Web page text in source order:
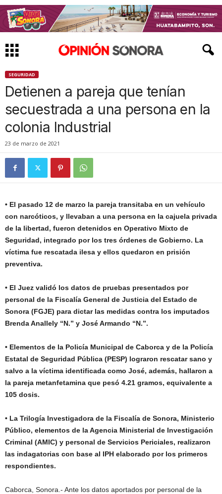
SEGURIDAD
Detienen a pareja que tenían
secuestrada a una persona en la
colonia Industrial
23 de marzo de 2021
• El pasado 12 de marzo la pareja transitaba en un vehículo
con narcóticos, y llevaban a una persona en la cajuela privada
de la libertad, fueron detenidos en Operativo Mixto de
Seguridad, integrado por los tres órdenes de Gobierno. La
víctima fue rescatada ilesa y ellos quedaron en prisión
preventiva.
• El Juez validó los datos de pruebas presentados por
personal de la Fiscalía General de Justicia del Estado de
Sonora (FGJE) para dictar las medidas contra los imputados
Brenda Anallely “N.” y José Armando “N.”.
• Elementos de la Policía Municipal de Caborca y de la Policía
Estatal de Seguridad Pública (PESP) lograron rescatar sano y
salvo a la víctima identificada como José, además, hallaron a
la pareja metanfetamina que pesó 4.21 gramos, equivalente a
105 dosis.
• La Trilogía Investigadora de la Fiscalía de Sonora, Ministerio
Público, elementos de la Agencia Ministerial de Investigación
Criminal (AMIC) y personal de Servicios Periciales, realizaron
las indagatorias con base al IPH elaborado por los primeros
respondientes.
Caborca, Sonora.- Ante los datos aportados por personal de la